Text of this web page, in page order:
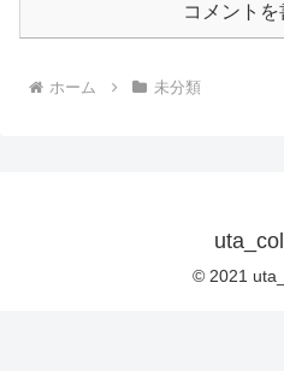
コメント
ホーム 未分類
© 2021